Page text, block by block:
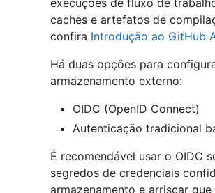
execuções de fluxo de
caches e artefatos de
confira Introdução ao GitHub
Há duas opções para
armazenamento externo:
OIDC (OpenID Connect)
Autenticação tradicional
É recomendável usar o OIDC
segredos de credenciais
armazenamento e arriscar